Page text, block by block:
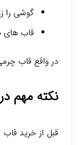
گوشی را
قاب های
در واقع قاب چرمی آیفون 7 پلاس انتخابی مناسب برای کاربرانی است که هم به
نکته مهم درباره